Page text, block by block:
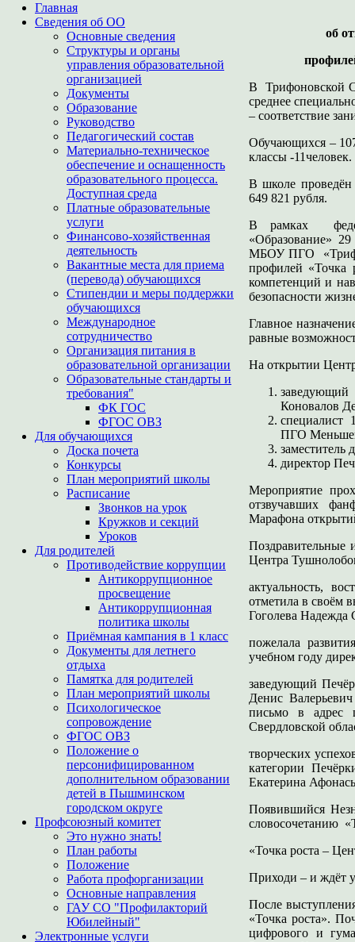
Главная
Сведения об ОО
Основные сведения
Структуры и органы
управления образовательной
организацией
Документы
Образование
Руководство
Педагогический состав
Материально-техническое
обеспечение и оснащенность
образовательного процесса.
Доступная среда
Платные образовательные
услуги
Финансово-хозяйственная
деятельность
Вакантные места для приема
(перевода) обучающихся
Стипендии и меры поддержки
обучающихся
Международное
сотрудничество
Организация питания в
образовательной организации
Образовательные стандарты и
требования"
ФК ГОС
ФГОС ОВЗ
Для обучающихся
Доска почета
Конкурсы
План мероприятий школы
Расписание
Звонков на урок
Кружков и секций
Уроков
Для родителей
Противодействие коррупции
Антикоррупционное
просвещение
Антикоррупционная
политика школы
Приёмная кампания в 1 класс
Документы для летнего
отдыха
Памятка для родителей
План мероприятий школы
Психологическое
сопровождение
ФГОС ОВЗ
Положение о
персонифицированном
дополнительном образовании
детей в Пышминском
городском округе
Профсоюзный комитет
Это нужно знать!
План работы
Положение
Работа профорганизации
Основные направления
ГАУ СО "Профилакторий
Юбилейный"
Электронные услуги
об
В Трифоновской
среднее
– соответствие
Обучающихся –
классы -11человек.
В школе проведён
649 821 рубля.
В рамках
«Образование»
МБОУ ПГО
профилей «Точка
компетенций и
безопасности
Главное
равные
На открытии
Коновалов
специалист
ПГО
заместитель
директор
Мероприятие
отзвучавших
Марафона
Поздравительные
Центра
актуальность,
отметила в своём
Гоголева Надежда
пожелала
учебном году
заведующий
Денис
письмо в адрес
Свердловской
творческих
категории
Екатерина
Появившийся
словосочетанию
«Точка роста –
Приходи – и ждёт
После
«Точка роста».
цифрового и